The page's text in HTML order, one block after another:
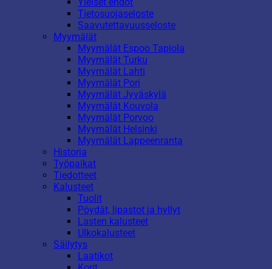
Tietosuojaseloste
Saavutettavuusseloste
Myymälät
Myymälät Espoo Tapiola
Myymälät Turku
Myymälät Lahti
Myymälät Pori
Myymälät Jyväskylä
Myymälät Kouvola
Myymälät Porvoo
Myymälät Helsinki
Myymälät Lappeenranta
Historia
Työpaikat
Tiedotteet
Kalusteet
Tuolit
Pöydät, lipastot ja hyllyt
Lasten kalusteet
Ulkokalusteet
Säilytys
Laatikot